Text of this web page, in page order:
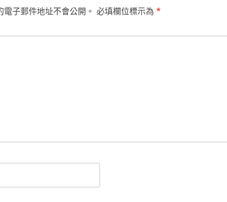
子郵件地址不會公開。 必填欄位標示為 *